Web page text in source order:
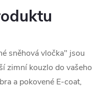
sněhová vločka" jsou
zimní kouzlo do vašeho
a pokovené E-coat,